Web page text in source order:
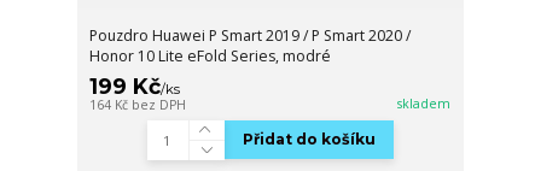
Pouzdro Huawei P Smart 2019 / P Smart 2020 /
Honor 10 Lite eFold Series, modré
199 Kč/ks
164 Kč bez DPH skladem
Přidat do košíku